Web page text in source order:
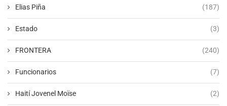
Elias Piña (187)
Estado (3)
FRONTERA (240)
Funcionarios (7)
Haití Jovenel Moïse (2)